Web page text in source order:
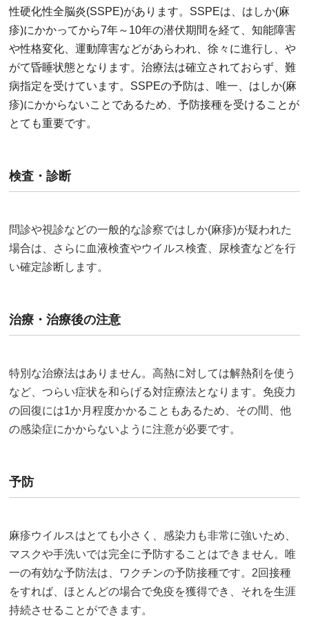
性硬化性全脳炎(SSPE)があります。SSPEは、はしか(麻
疹)にかかってから7年～10年の潜伏期間を経て、知能障害
や性格変化、運動障害などがあらわれ、徐々に進行し、や
がて昏睡状態となります。治療法は確立されておらず、難
病指定を受けています。SSPEの予防は、唯一、はしか(麻
疹)にかからないことであるため、予防接種を受けることが
とても重要です。
検査・診断
問診や視診などの一般的な診察ではしか(麻疹)が疑われた
場合は、さらに血液検査やウイルス検査、尿検査などを行
い確定診断します。
治療・治療後の注意
特別な治療法はありません。高熱に対しては解熱剤を使う
など、つらい症状を和らげる対症療法となります。免疫力
の回復には1か月程度かかることもあるため、その間、他
の感染症にかからないように注意が必要です。
予防
麻疹ウイルスはとても小さく、感染力も非常に強いため、
マスクや手洗いでは完全に予防することはできません。唯
一の有効な予防法は、ワクチンの予防接種です。2回接種
をすれば、ほとんどの場合で免疫を獲得でき、それを生涯
持続させることができます。